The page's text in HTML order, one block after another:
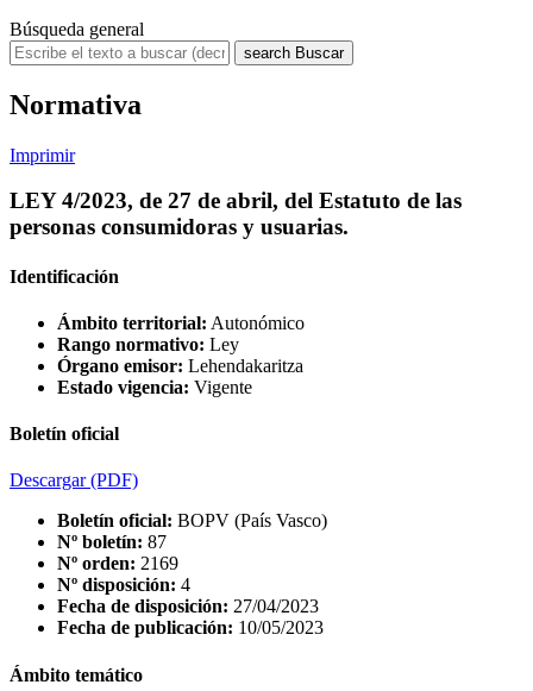
Búsqueda general
search Buscar
Normativa
Imprimir
LEY 4/2023, de 27 de abril, del Estatuto de las
personas consumidoras y usuarias.
Identificación
Ámbito territorial: Autonómico
Rango normativo: Ley
Órgano emisor: Lehendakaritza
Estado vigencia: Vigente
Boletín oficial
Descargar(PDF)
Boletín oficial: BOPV (País Vasco)
Nº boletín: 87
Nº orden: 2169
Nº disposición: 4
Fecha de disposición: 27/04/2023
Fecha de publicación: 10/05/2023
Ámbito temático